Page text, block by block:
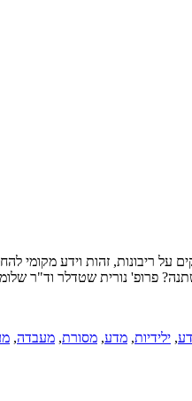
על ריבונות, זהות וידע מקומי
פרופ' נורית שטדלר וד"ר
, ילידיות, מדע, מסורת, מעבדה,